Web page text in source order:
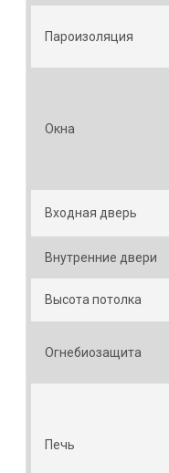
Пароизоляция
Окна
Входная дверь
Внутренние двери
Высота потолка
Огнебиозащита
Печь